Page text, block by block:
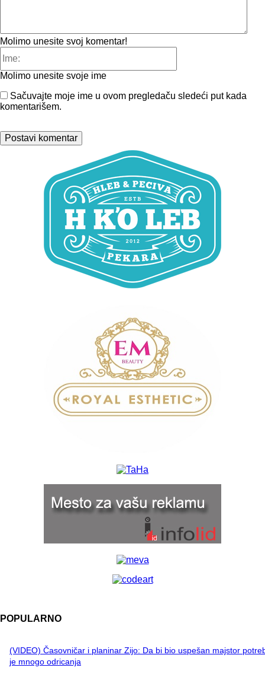
Molimo unesite svoj komentar!
Molimo unesite svoje ime
Sačuvajte moje ime u ovom pregledaču sledeći put kada
komentarišem.
POPULARNO
(VIDEO) Časovničar i planinar Zijo: Da bi bio uspešan majstor
je mnogo odricanja